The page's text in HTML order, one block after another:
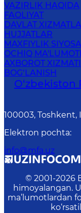
VAZIRLIK HAQIDA
FAOLIYAT
DAVLAT
HUJJATLAR
MAXFIYLIK
OCHIQ
AXBOROT XIZMATI
BOG‘LANISH
100003, Toshkent,
Elektron pochta:
info@mfa.uz
© 2001-2026
himoyalangan.
ma’lumotlardan